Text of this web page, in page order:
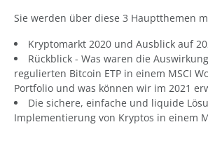
Sie werden über diese 3 Hauptthemen
Kryptomarkt 2020 und Ausblick auf
Rückblick - Was waren die
regulierten Bitcoin ETP in einem MSCI
Portfolio und was können wir im 2021
Die sichere, einfache und liquide
Implementierung von Kryptos in einem